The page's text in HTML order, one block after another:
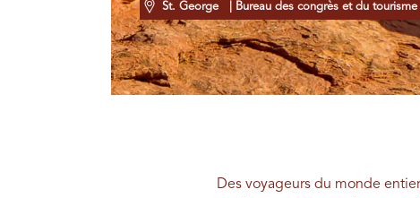
St. George | Bureau des congrès et du
Des voyageurs du monde